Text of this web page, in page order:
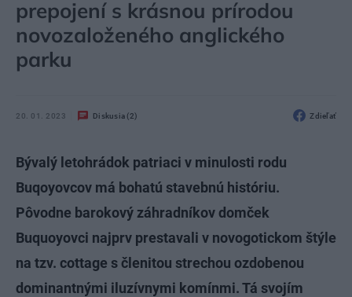
prepojení s krásnou prírodou
novozaloženého anglického
parku
20. 01. 2023 Diskusia (2) Zdieľať
Bývalý letohrádok patriaci v minulosti rodu
Buqoyovcov má bohatú stavebnú históriu.
Pôvodne barokový záhradníkov domček
Buquoyovci najprv prestavali v novogotickom štýle
na tzv. cottage s členitou strechou ozdobenou
dominantnými iluzívnymi komínmi. Tá svojím